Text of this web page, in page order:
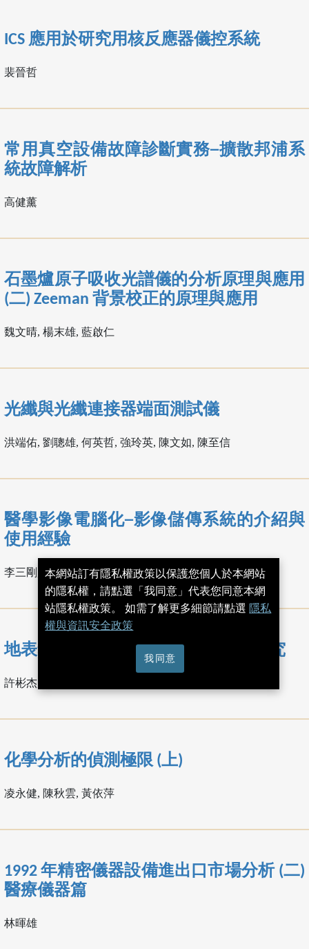
ICS 應用於研究用核反應器儀控系統
裴晉哲
常用真空設備故障診斷實務─擴散邦浦系
統故障解析
高健薰
石墨爐原子吸收光譜儀的分析原理與應用
(二) Zeeman 背景校正的原理與應用
魏文晴, 楊末雄, 藍啟仁
光纖與光纖連接器端面測試儀
洪端佑, 劉聰雄, 何英哲, 強玲英, 陳文如, 陳至信
醫學影像電腦化─影像儲傳系統的介紹與
使用經驗
李三剛, 黃樹棍, 溫嘉憲, 楊晴雯
地表氡濃度變化應用於斷層探勘的研究
許彬杰, 翁寶山
化學分析的偵測極限 (上)
凌永健, 陳秋雲, 黃依萍
1992 年精密儀器設備進出口市場分析 (二)
醫療儀器篇
林暉雄
本網站訂有隱私權政策以保護您個人於本網站
的隱私權，請點選「我同意」代表您同意本網
站隱私權政策。 如需了解更多細節請點選 隱私
權與資訊安全政策
我同意